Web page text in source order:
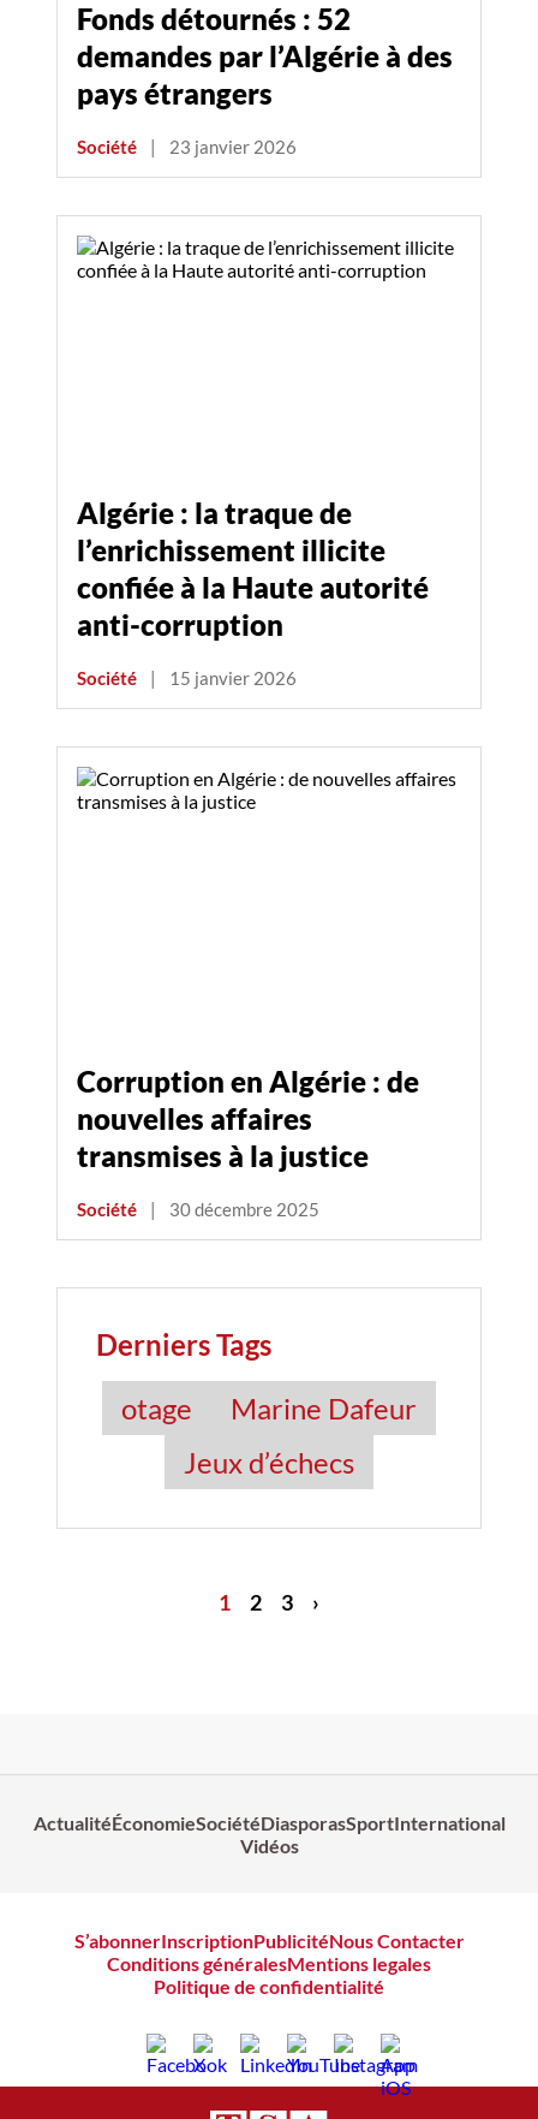
Fonds détournés : 52
demandes par l’Algérie à des
pays étrangers
Société | 23 janvier 2026
Algérie : la traque de
l’enrichissement illicite
confiée à la Haute autorité
anti-corruption
Société | 15 janvier 2026
Corruption en Algérie : de
nouvelles affaires
transmises à la justice
Société | 30 décembre 2025
Derniers Tags
otage
Marine Dafeur
Jeux d’échecs
1 2 3 ›
ActualitéÉconomieSociétéDiasporasSportInternational
Vidéos
S’abonnerInscriptionPublicitéNous Contacter
Conditions généralesMentions legales
Politique de confidentialité